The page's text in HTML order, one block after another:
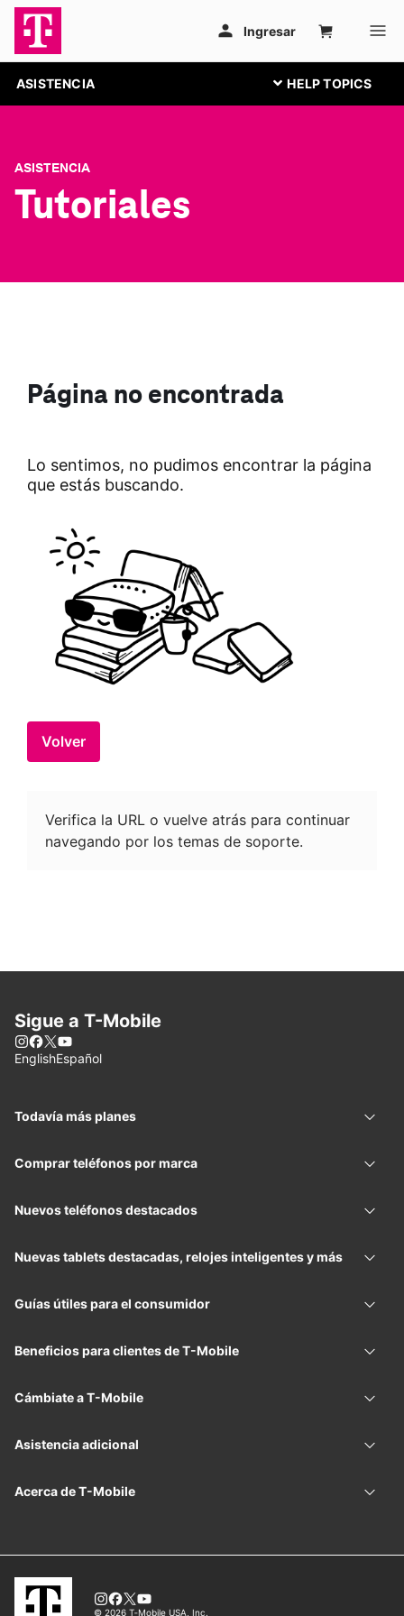
ASISTENCIA
ASISTENCIA
Tutoriales